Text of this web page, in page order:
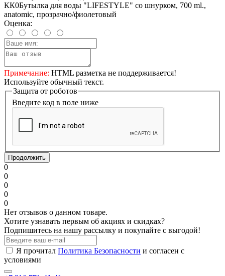
КК0Бутылка для воды "LIFESTYLE" со шнурком, 700 ml.,
anatomic, прозрачно/фиолетовый
Оценка:
Примечание: HTML разметка не поддерживается!
Используйте обычный текст.
Защита от роботов
Введите код в поле ниже
Продолжить
0
0
0
0
0
Нет отзывов о данном товаре.
Хотите узнавать первым об акциях и скидках?
Подпишитесь на нашу рассылку и покупайте с выгодой!
Я прочитал Политика Безопасности и согласен с
условиями